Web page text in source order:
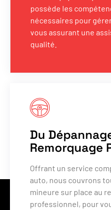
possède les
nécessaires pour
vous assurant une
qualité.
Du
Remorquage
Offrant un service
auto, nous couvrons
mineure sur place au
professionnel, pour